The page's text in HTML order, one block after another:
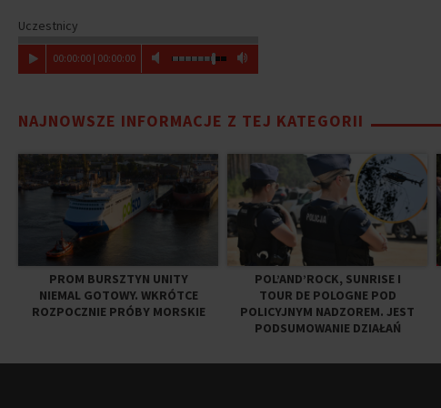
Uczestnicy
00:00:00| 00:00:00
NAJNOWSZE INFORMACJE Z TEJ KATEGORII
PROM BURSZTYN UNITY
NIEMAL GOTOWY. WKRÓTCE
ROZPOCZNIE PRÓBY MORSKIE
POL’AND’ROCK, SUNRISE I
TOUR DE POLOGNE POD
POLICYJNYM NADZOREM. JEST
PODSUMOWANIE DZIAŁAŃ